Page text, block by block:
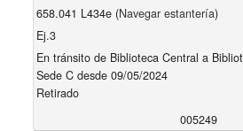
658.041 L434e (Navegar estantería)
Ej.3
En tránsito de Biblioteca Central a
Sede C desde 09/05/2024
Retirado
005249